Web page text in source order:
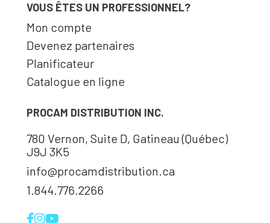
VOUS ÊTES UN PROFESSIONNEL?
Mon compte
Devenez partenaires
Planificateur
Catalogue en ligne
PROCAM DISTRIBUTION INC.
780 Vernon, Suite D, Gatineau (Québec)
J9J 3K5
info@procamdistribution.ca
1.844.776.2266